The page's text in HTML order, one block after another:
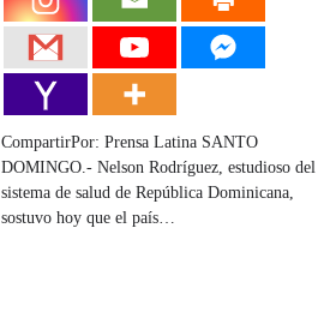
CompartirPor: Prensa Latina SANTO
DOMINGO.- Nelson Rodríguez, estudioso del
sistema de salud de República Dominicana,
sostuvo hoy que el país…